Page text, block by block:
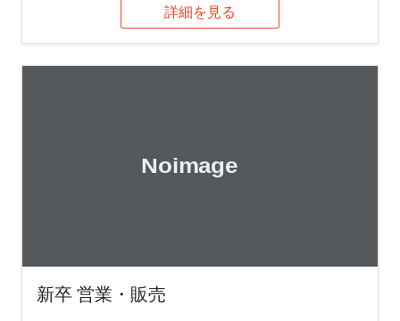
詳細を見る
新卒 営業・販売